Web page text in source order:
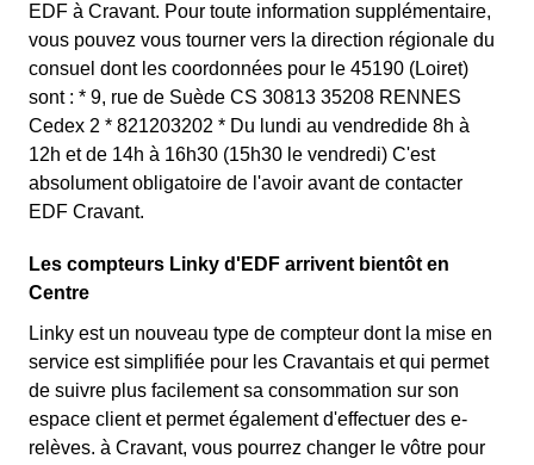
EDF à Cravant. Pour toute information supplémentaire,
vous pouvez vous tourner vers la direction régionale du
consuel dont les coordonnées pour le 45190 (Loiret)
sont : * 9, rue de Suède CS 30813 35208 RENNES
Cedex 2 * 821203202 * Du lundi au vendredide 8h à
12h et de 14h à 16h30 (15h30 le vendredi) C'est
absolument obligatoire de l'avoir avant de contacter
EDF Cravant.
Les compteurs Linky d'EDF arrivent bientôt en
Centre
Linky est un nouveau type de compteur dont la mise en
service est simplifiée pour les Cravantais et qui permet
de suivre plus facilement sa consommation sur son
espace client et permet également d'effectuer des e-
relèves. à Cravant, vous pourrez changer le vôtre pour